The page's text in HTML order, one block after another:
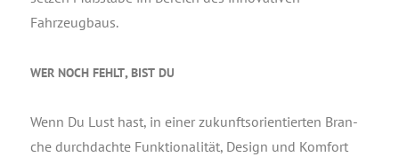
Fahrzeugbaus.
WER NOCH FEHLT, BIST DU
Wenn Du Lust hast, in einer zukunfts­ori­en­tier­ten Bran­
che durch­dach­te Funk­tio­na­li­tät, Design und Kom­fort